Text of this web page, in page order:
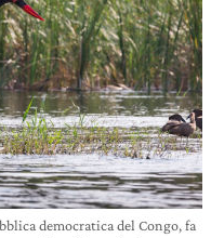
democratica del Congo, fa